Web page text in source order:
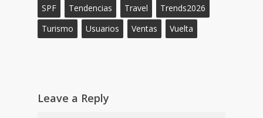
SPF
Tendencias Travel
Trends2026
Turismo
Usuarios Ventas Vuelta
Leave a Reply